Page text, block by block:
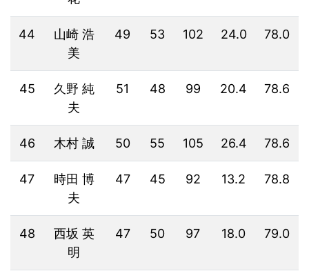
44
山崎 浩
美
49 53 102 24.0 78.0
45
久野 純
夫
51 48 99 20.4 78.6
46 木村 誠 50 55 105 26.4 78.6
47
時田 博
夫
47 45 92 13.2 78.8
48
西坂 英
明
47 50 97 18.0 79.0